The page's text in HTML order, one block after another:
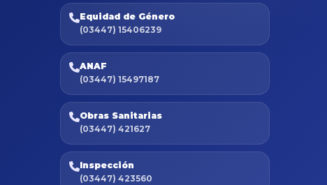
Equidad de Género
(03447) 15406239
ANAF
(03447) 15497187
Obras Sanitarias
(03447) 421627
Inspección
(03447) 423560